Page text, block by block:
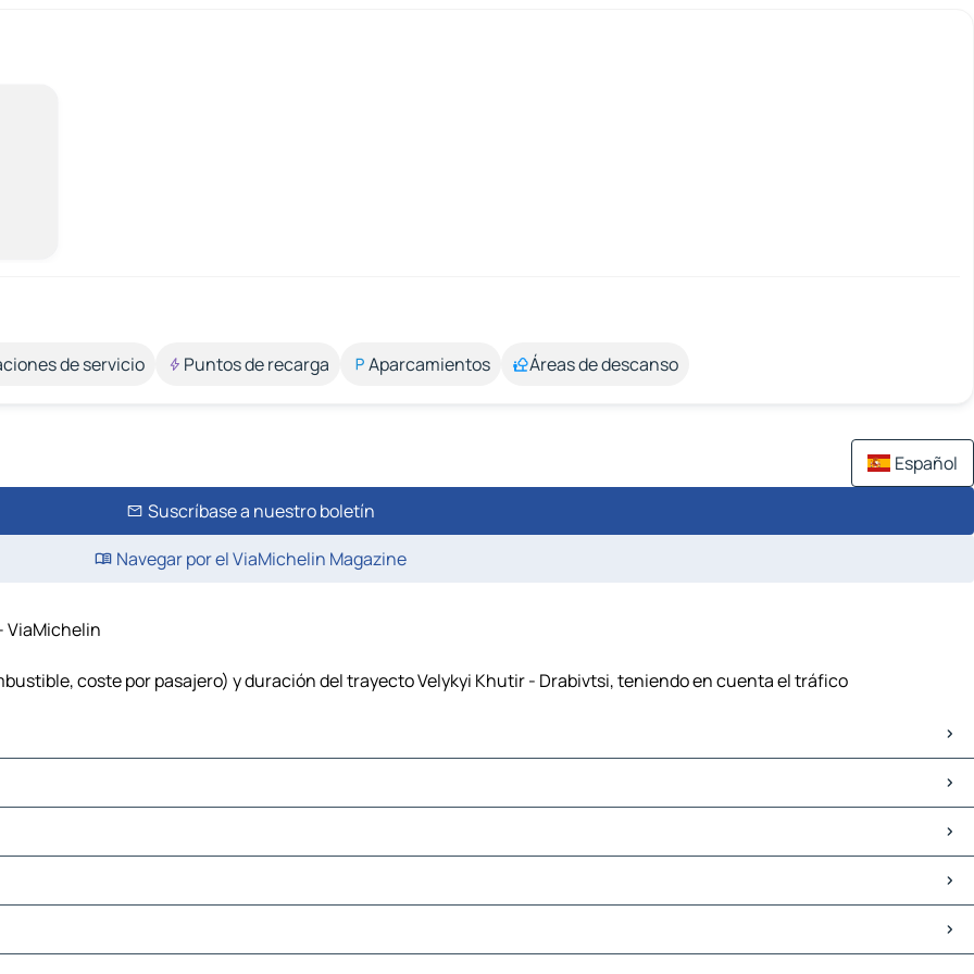
de servicio Puntos de recarga Aparcamientos Áreas de descanso
Español
Suscríbase a nuestro boletín
Navegar por el ViaMichelin Magazine
ViaMichelin
coste por pasajero) y duración del trayecto Velykyi Khutir - Drabivtsi, teniendo en cuenta el tráfico